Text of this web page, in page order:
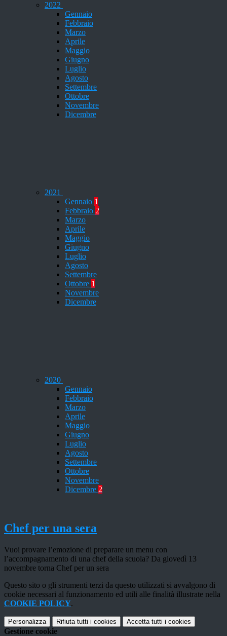
2022
Gennaio
Febbraio
Marzo
Aprile
Maggio
Giugno
Luglio
Agosto
Settembre
Ottobre
Novembre
Dicembre
2021
Gennaio 1
Febbraio 2
Marzo
Aprile
Maggio
Giugno
Luglio
Agosto
Settembre
Ottobre 1
Novembre
Dicembre
2020
Gennaio
Febbraio
Marzo
Aprile
Maggio
Giugno
Luglio
Agosto
Settembre
Ottobre
Novembre
Dicembre 2
Chef per una sera
Vuoi provare l’emozione di preparare un menu con
l’accompagnamento di una chef della scuola? Da giovedì 13
novembre torna Chef per un sera
Questo sito o gli strumenti terzi da questo utilizzati si avvalgono di
cookie necessari al funzionamento ed utili alle finalità illustrate nella
COOKIE POLICY.
Personalizza Rifiuta tutti i cookies Accetta tutti i cookies
Gestione cookie